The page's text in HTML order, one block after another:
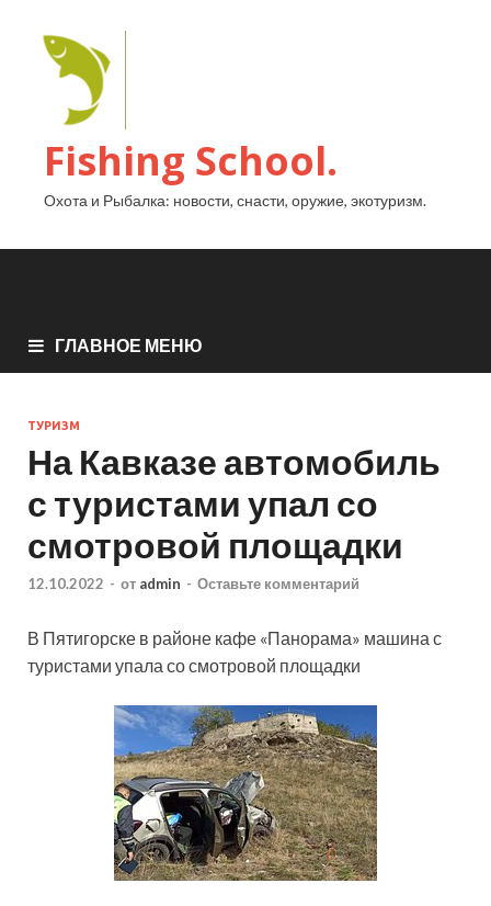
Fishing School.
Охота и Рыбалка: новости, снасти, оружие, экотуризм.
ГЛАВНОЕ МЕНЮ
ТУРИЗМ
На Кавказе автомобиль
с туристами упал со
смотровой площадки
12.10.2022 - от admin - Оставьте комментарий
В Пятигорске в районе кафе «Панорама» машина с
туристами упала со смотровой площадки